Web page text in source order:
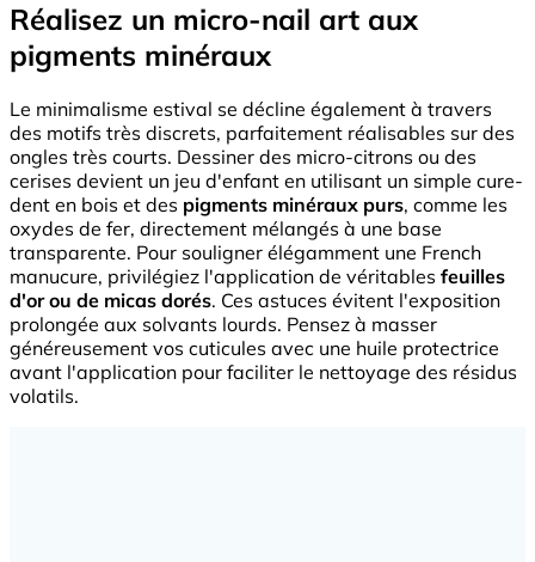
Réalisez un micro-nail art aux
pigments minéraux
Le minimalisme estival se décline également à travers
des motifs très discrets, parfaitement réalisables sur des
ongles très courts. Dessiner des micro-citrons ou des
cerises devient un jeu d'enfant en utilisant un simple cure-
dent en bois et des pigments minéraux purs, comme les
oxydes de fer, directement mélangés à une base
transparente. Pour souligner élégamment une French
manucure, privilégiez l'application de véritables feuilles
d'or ou de micas dorés. Ces astuces évitent l'exposition
prolongée aux solvants lourds. Pensez à masser
généreusement vos cuticules avec une huile protectrice
avant l'application pour faciliter le nettoyage des résidus
volatils.